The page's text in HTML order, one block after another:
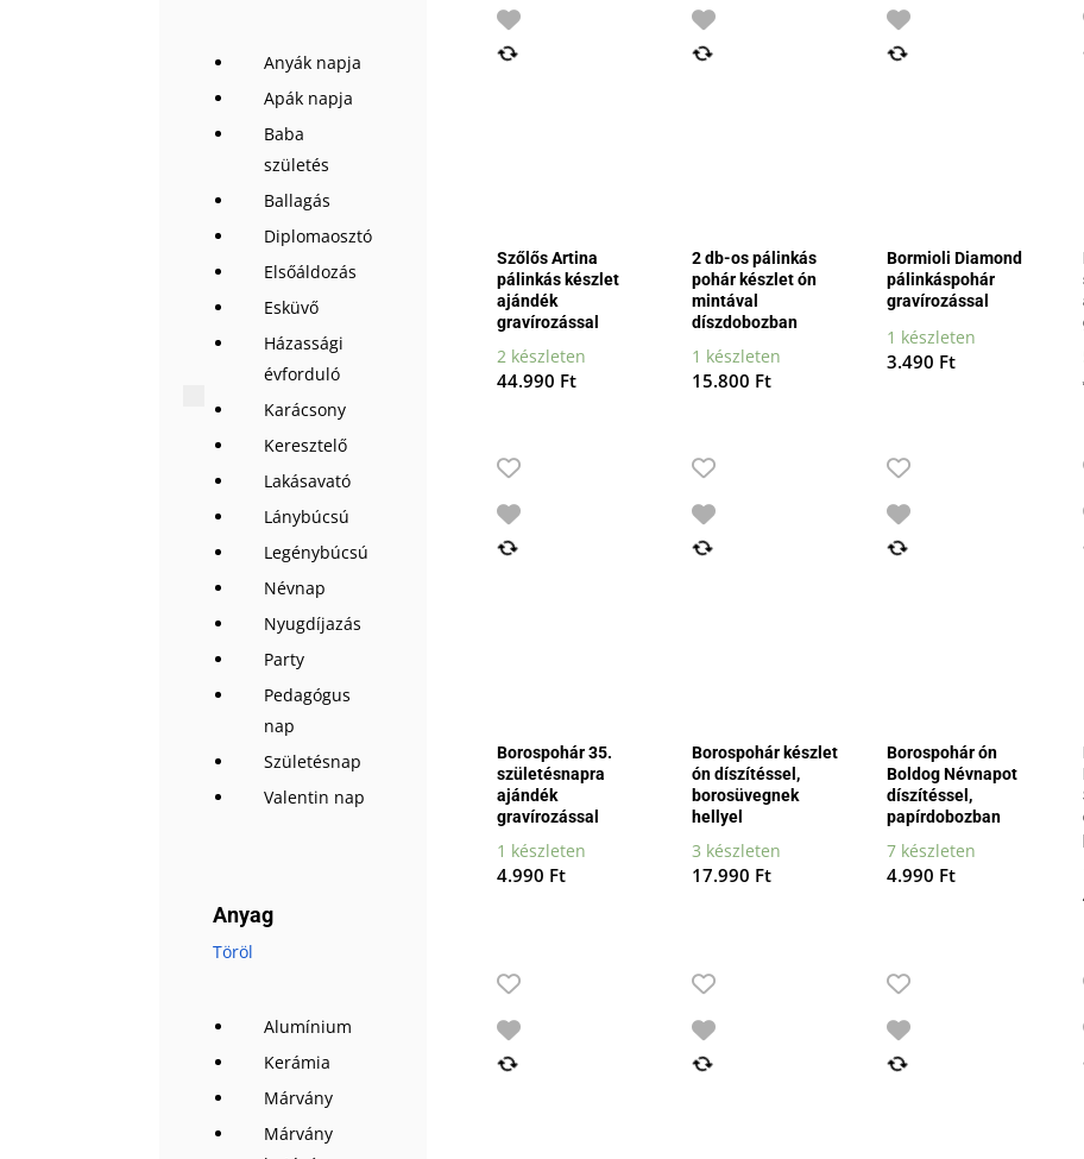
Anyák napja
Apák napja
Baba
születés
Ballagás
Diplomaosztó
Elsőáldozás
Esküvő
Házassági
évforduló
Karácsony
Keresztelő
Lakásavató
Lánybúcsú
Legénybúcsú
Névnap
Nyugdíjazás
Party
Pedagógus
nap
Születésnap
Valentin nap
Anyag
Töröl
Alumínium
Kerámia
Márvány
Márvány
Szőlős Artina
pálinkás készlet
ajándék
gravírozással
2 készleten
44.990 Ft
2 db-os pálinkás
pohár készlet ón
mintával
díszdobozban
1 készleten
15.800 Ft
Bormioli Diamond
pálinkáspohár
gravírozással
1 készleten
3.490 Ft
Borospohár 35.
születésnapra
ajándék
gravírozással
1 készleten
4.990 Ft
Borospohár készlet
ón díszítéssel,
borosüvegnek
hellyel
3 készleten
17.990 Ft
Borospohár ón
Boldog Névnapot
díszítéssel,
papírdobozban
7 készleten
4.990 Ft